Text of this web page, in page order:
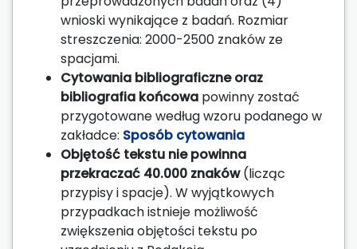
wnioski wynikające z badań. Rozmiar
streszczenia: 2000-2500 znaków ze
spacjami.
Cytowania bibliograficzne oraz
bibliografia końcowa powinny zostać
przygotowane według wzoru podanego w
zakładce: Sposób cytowania
Objętość tekstu nie powinna
przekraczać 40.000 znaków(licząc
przypisy i spacje). W wyjątkowych
przypadkach istnieje możliwość
zwiększenia objętości tekstu po